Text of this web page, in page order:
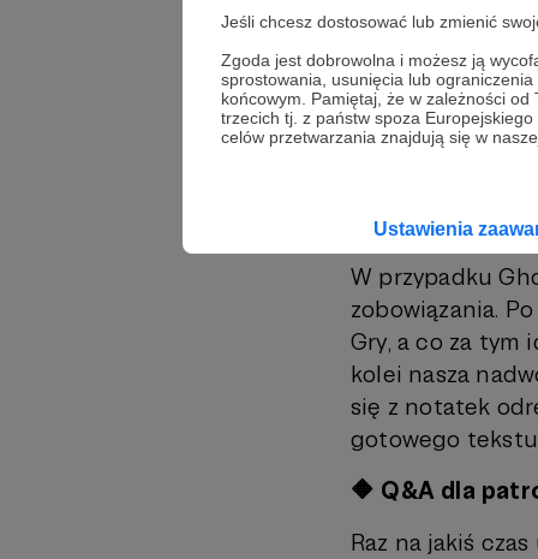
Jeśli chcesz dostosować lub zmienić
Zgoda jest dobrowolna i możesz ją
sprostowania, usunięcia lub
końcowym. Pamiętaj, że w zależności
trzecich tj. z państw spoza
celów przetwarzania znajdują się w
Ustawienia
Obiecywaliśmy
zastrzegliśmy
gracze robią je
tego
Czas, którego
W przypadku
zobowiązania.
Gry, a co za tym
kolei nasza
się z notatek
gotowego
🔶 Q&A dla
Raz na jakiś